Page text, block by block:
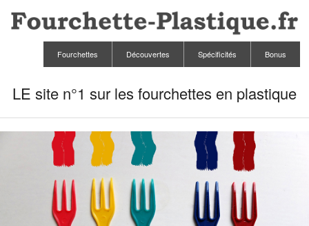
Fourchettes Découvertes Spécificités Bonus
LE site n°1 sur les fourchettes en plastique